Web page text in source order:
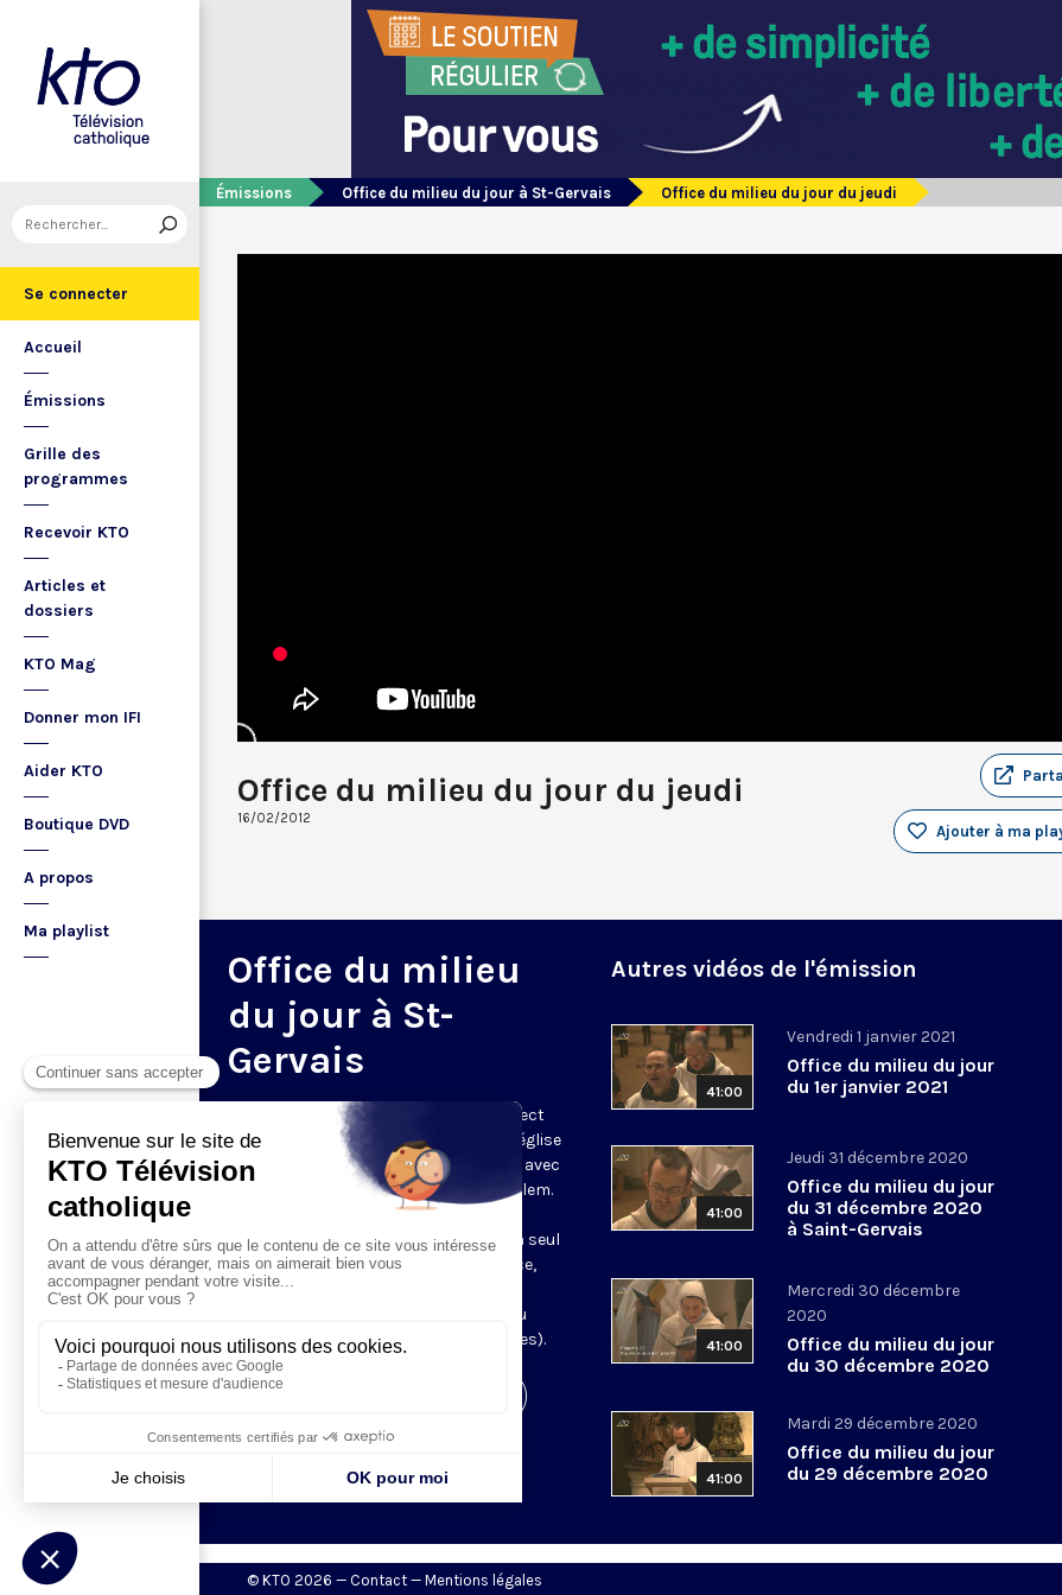
Se connecter
Accueil
Émissions
Grille des
programmes
Recevoir KTO
Articles et
dossiers
KTO Mag
Donner mon IFI
Aider KTO
Boutique DVD
A propos
Ma playlist
Émissions Office du milieu du jour à St-Gervais Office du milieu du jour du jeudi
Office du milieu du jour du jeudi
16/02/2012
Ajouter à ma
Office du milieu
du jour à St-
Gervais
Du mardi au samedi, KTO diffuse en direct
l’office du milieu du jour, en direct de l’église
Saint-Gervais-Saint-Protais (Paris 4e), avec
les Fraternités Monastiques de Jérusalem.
L’Office du Milieu du Jour regroupe, en
particulier, «au milieu du jour» et en un seul
office, les heures monastiques de Tierce,
Sexte et None. Il permet à l’Église de
retrouver son Seigneur entre l’office du
matin (Laudes) et l’office du soir (Vêpres).
Autres vidéos de l'émission
41:00
Vendredi 1 janvier 2021
Office du milieu du jour
du 1er janvier 2021
41:00
Jeudi 31 décembre 2020
Office du milieu du jour
du 31 décembre 2020
à Saint-Gervais
41:00
Mercredi 30 décembre
2020
Office du milieu du jour
du 30 décembre 2020
41:00
Mardi 29 décembre 2020
Office du milieu du jour
du 29 décembre 2020
© KTO 2026 — Contact — Mentions légales